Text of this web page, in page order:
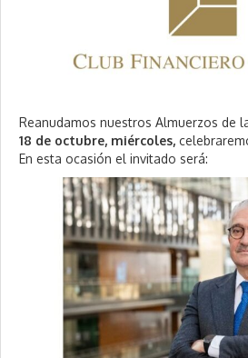
Reanudamos nuestros Almuerzos de
18 de octubre, miércoles,
En esta ocasión el invitado será: